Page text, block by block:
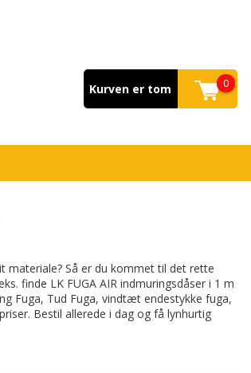
Kurven er tom 0
materiale? Så er du kommet til det rette
finde LK FUGA AIR indmuringsdåser i 1 m
Fuga, Tud Fuga, vindtæt endestykke fuga,
Bestil allerede i dag og få lynhurtig